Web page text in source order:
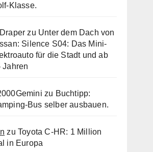
Klasse.
zu Unter dem Dach von
Silence S04: Das Mini-
für die Stadt und ab
Jahren
zu Buchtipp:
Bus selber ausbauen.
zu Toyota C-HR: 1 Million
in Europa